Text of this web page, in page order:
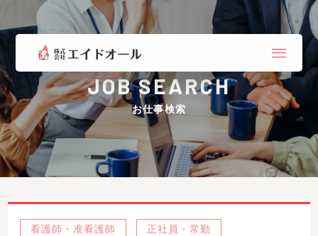
JOB SEARCH
お仕事検索
看護師・准看護師 正社員・常勤